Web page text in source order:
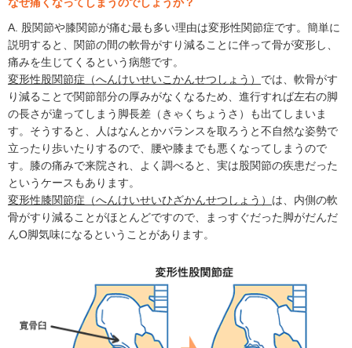
A. 股関節や膝関節が痛む最も多い理由は変形性関節症です。簡単に
説明すると、関節の間の軟骨がすり減ることに伴って骨が変形し、
痛みを生じてくるという病態です。
変形性股関節症（へんけいせいこかんせつしょう） では、軟骨がす
り減ることで関節部分の厚みがなくなるため、進行すれば左右の脚
の長さが違ってしまう脚長差（きゃくちょうさ）も出てしまいま
す。そうすると、人はなんとかバランスを取ろうと不自然な姿勢で
立ったり歩いたりするので、腰や膝までも悪くなってしまうので
す。膝の痛みで来院され、よく調べると、実は股関節の疾患だった
というケースもあります。
変形性膝関節症（へんけいせいひざかんせつしょう） は、内側の軟
骨がすり減ることがほとんどですので、まっすぐだった脚がだんだ
んO脚気味になるということがあります。